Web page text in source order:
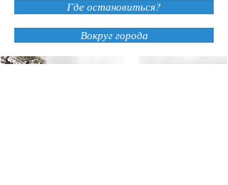
Где остановиться?
Вокруг города